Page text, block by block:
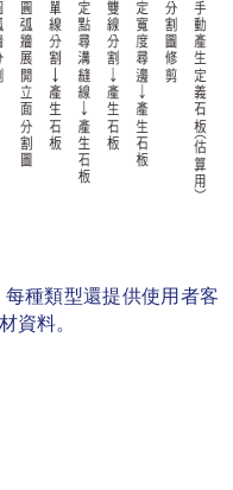
種類型還提供使用者客
材資料。